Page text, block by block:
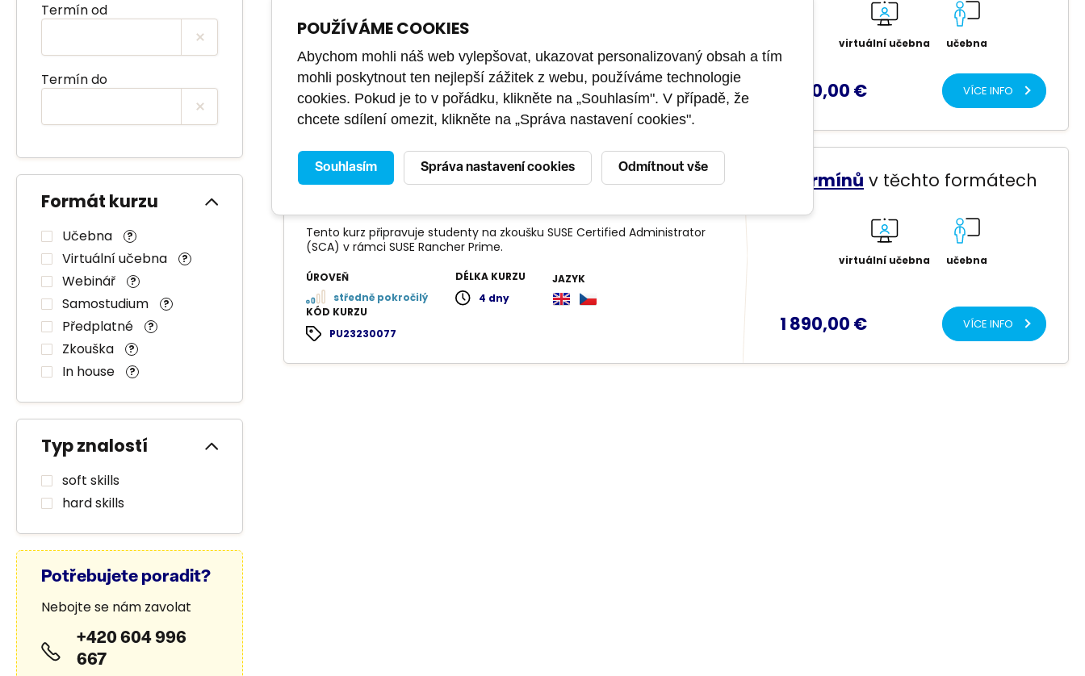
Termín od
Termín do
Formát kurzu
Učebna ?
Virtuální učebna ?
Webinář ?
Samostudium ?
Předplatné ?
Zkouška ?
In house ?
Typ znalostí
soft skills
hard skills
Potřebujete poradit?
Nebojte se nám zavolat
+420 604 996
667
středně pokročilý
2 dny
KÓD KURZU
PU23230079
virtuální učebna učebna
1 250,00 € VÍCE INFO
RAN201 - SUSE Rancher Prime Deployment and
ÚROVEŇ
středně pokročilý
JAZYK
Tento kurz připravuje studenty na zkoušku SUSE Certified Administrator
(SCA) v rámci SUSE Rancher Prime.
DÉLKA KURZU
4 dny
KÓD KURZU
PU23230077
7 termínů v těchto formátech
virtuální učebna učebna
1 890,00 € VÍCE INFO
POUŽÍVÁME COOKIES
Abychom mohli náš web vylepšovat, ukazovat personalizovaný obsah a tím
mohli poskytnout ten nejlepší zážitek z webu, používáme technologie
cookies. Pokud je to v pořádku, klikněte na „Souhlasím". V případě, že
chcete sdílení omezit, klikněte na „Správa nastavení cookies".
Správa nastavení cookies Odmítnout vše
Souhlasím